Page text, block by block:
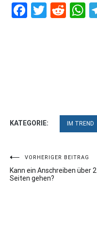
Facebook
Twitter
KATEGORIE: IM TREND
Beitragsnavigation
VORHERIGER BEITRAG
Kann ein Anschreiben über 2
Seiten gehen?